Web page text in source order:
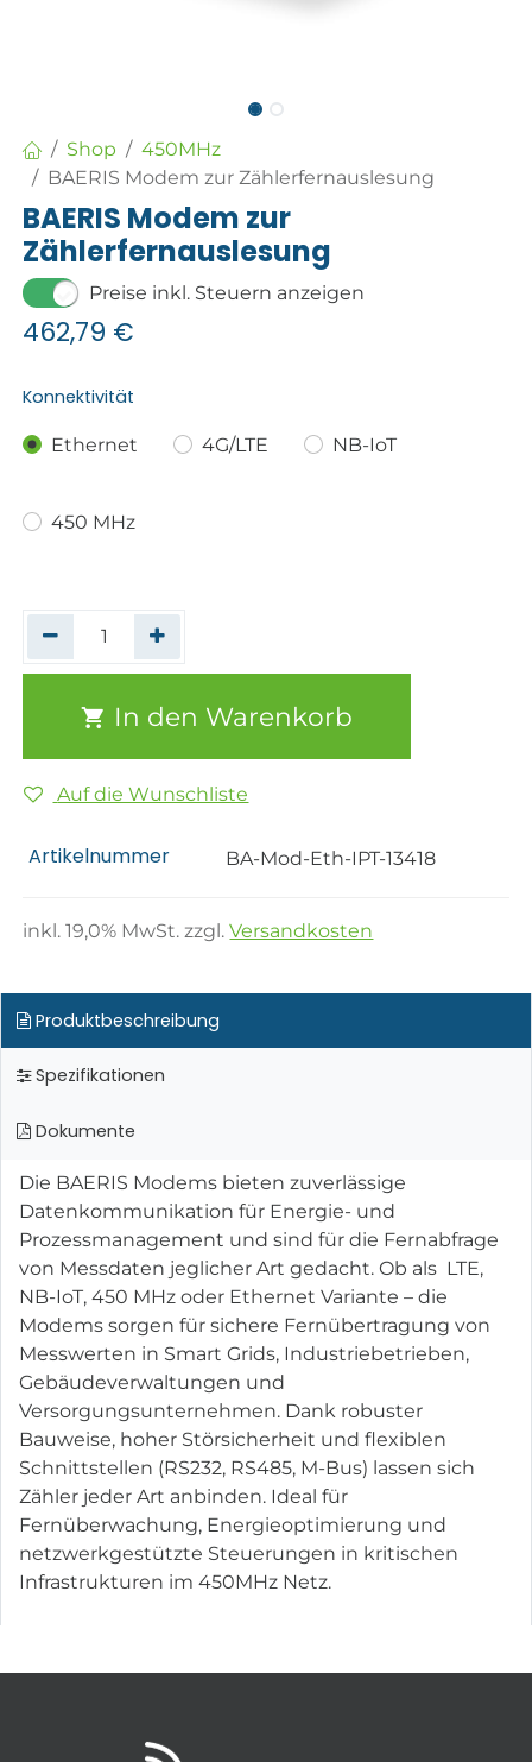
Shop
450MHz
BAERIS Modem zur Zählerfernauslesung
BAERIS Modem zur
Zählerfernauslesung
Preise inkl. Steuern anzeigen
462,79 €
Konnektivität
Ethernet 4G/LTE NB-IoT
450 MHz
In den Warenkorb
Auf die Wunschliste
Artikelnummer BA-Mod-Eth-IPT-13418
inkl.19,0% MwSt. zzgl.Versandkosten
Produktbeschreibung
Spezifikationen
Dokumente
Die BAERIS Modems bieten zuverlässige
Datenkommunikation für Energie- und
Prozessmanagement und sind für die Fernabfrage
von Messdaten jeglicher Art gedacht. Ob als LTE,
NB-IoT, 450 MHz oder Ethernet Variante – die
Modems sorgen für sichere Fernübertragung von
Messwerten in Smart Grids, Industriebetrieben,
Gebäudeverwaltungen und
Versorgungsunternehmen. Dank robuster
Bauweise, hoher Störsicherheit und flexiblen
Schnittstellen (RS232, RS485, M-Bus) lassen sich
Zähler jeder Art anbinden. Ideal für
Fernüberwachung, Energieoptimierung und
netzwerkgestützte Steuerungen in kritischen
Infrastrukturen im 450MHz Netz.